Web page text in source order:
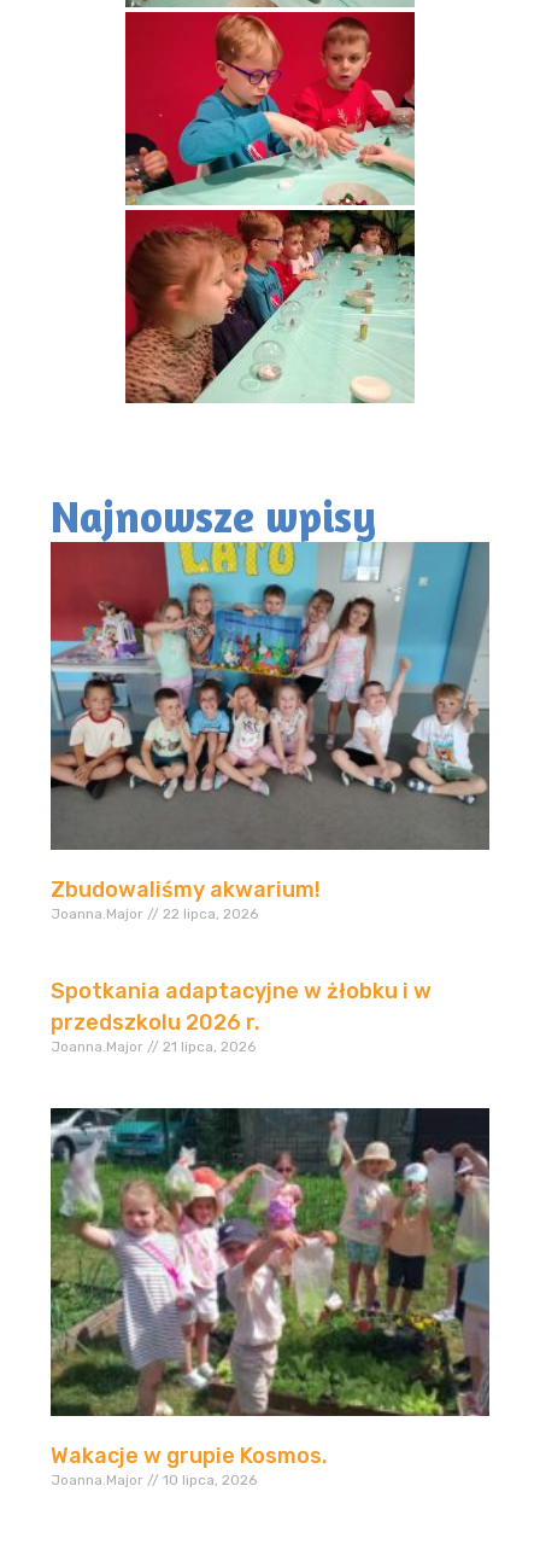
Najnowsze wpisy
Zbudowaliśmy akwarium!
Joanna.Major 22 lipca, 2026
Spotkania adaptacyjne w żłobku i w
przedszkolu 2026 r.
Joanna.Major 21 lipca, 2026
Wakacje w grupie Kosmos.
Joanna.Major 10 lipca, 2026